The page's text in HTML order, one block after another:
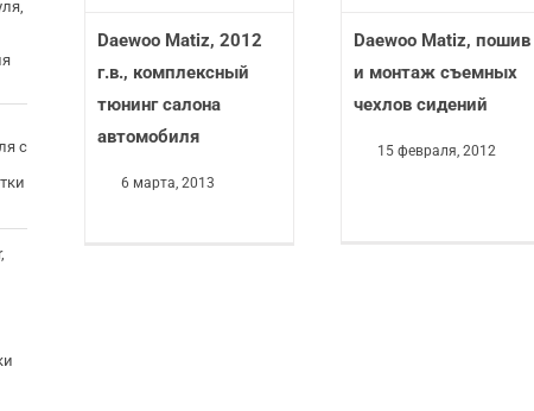
Daewoo Matiz, 2012
г.в., комплексный
тюнинг салона
автомобиля
6 марта, 2013
Daewoo Matiz, пошив
и монтаж съемных
чехлов сидений
15 февраля, 2012
с